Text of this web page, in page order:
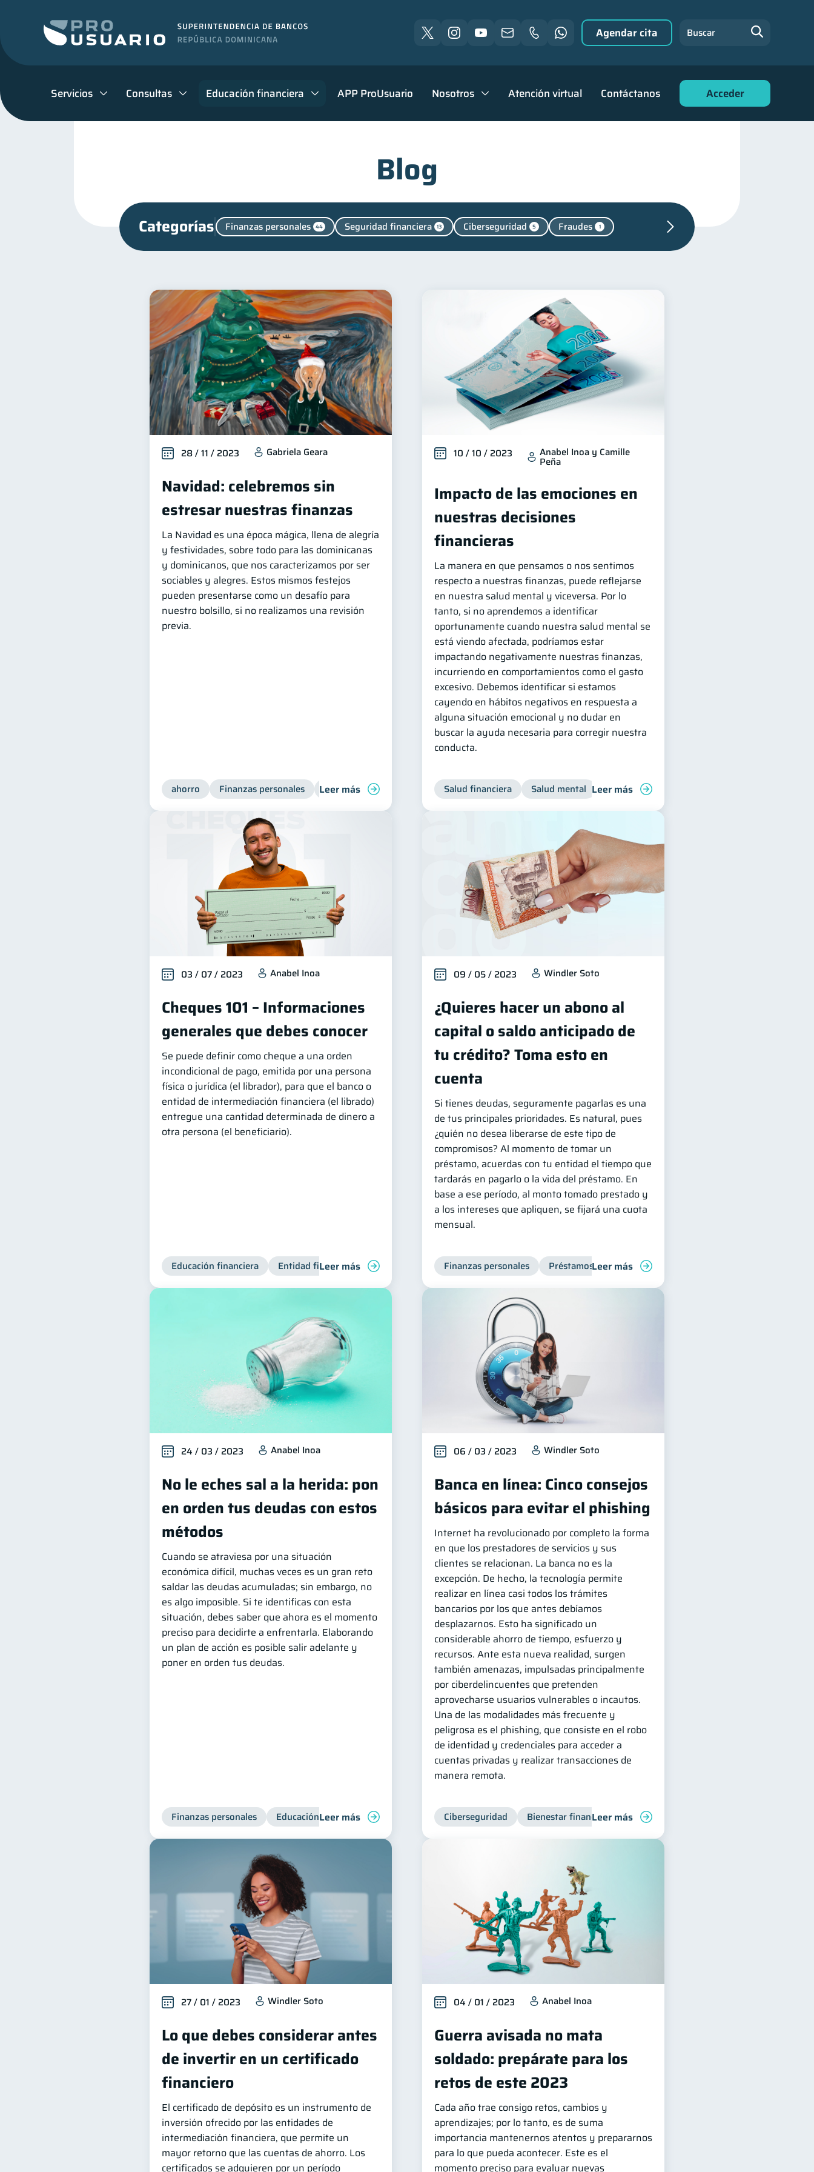
Servicios Consultas Educación financiera APP ProUsuario Nosotros Atención virtual Contáctanos Acceder
Agendar cita Buscar
Blog
Categorías Finanzas personales 44 Seguridad financiera 13 Ciberseguridad 5 Fraudes 1
Deudas Entidad financiera 8 Préstamos 8 Tarjeta de crédito
Historial crediticio 6 Servicios 4 Derechos & Deberes Superintendencia de Bancos Vacaciones
Criptomonedas 2 Cuenta Abandonada 2 Inversiones Cuenta Inactiva 1 Finanzas Personales
Finanzas en Pareja 1 Educación Financiera 1 Información financiera 1 inversiones 1 ahorro 1
Retiro 1 Doble sueldo 1 Gasto responsable 1 información financiera
28 / 11 / 2023 Gabriela Geara
Navidad: celebremos sin
estresar nuestras finanzas
La Navidad es una época mágica, llena de alegría
y festividades, sobre todo para las dominicanas
y dominicanos, que nos caracterizamos por ser
sociables y alegres. Estos mismos festejos
pueden presentarse como un desafío para
nuestro bolsillo, si no realizamos una revisión
previa.
ahorro Finanzas personales Educación financiera Salud financiera
Leer más
10 / 10 / 2023 Anabel Inoa y Camille
Peña
Impacto de las emociones en
nuestras decisiones
financieras
La manera en que pensamos o nos sentimos
respecto a nuestras finanzas, puede reflejarse
en nuestra salud mental y viceversa. Por lo
tanto, si no aprendemos a identificar
oportunamente cuando nuestra salud mental se
está viendo afectada, podríamos estar
impactando negativamente nuestras finanzas,
incurriendo en comportamientos como el gasto
excesivo. Debemos identificar si estamos
cayendo en hábitos negativos en respuesta a
alguna situación emocional y no dudar en
buscar la ayuda necesaria para corregir nuestra
conducta.
Salud financiera Salud mental Inclusión financiera
Leer más
03 / 07 / 2023 Anabel Inoa
Cheques 101 – Informaciones
generales que debes conocer
Se puede definir como cheque a una orden
incondicional de pago, emitida por una persona
física o jurídica (el librador), para que el banco o
entidad de intermediación financiera (el librado)
entregue una cantidad determinada de dinero a
otra persona (el beneficiario).
Educación financiera Entidad financiera Finanzas personales Bienestar financiero
Leer más
09 / 05 / 2023 Windler Soto
¿Quieres hacer un abono al
capital o saldo anticipado de
tu crédito? Toma esto en
cuenta
Si tienes deudas, seguramente pagarlas es una
de tus principales prioridades. Es natural, pues
¿quién no desea liberarse de este tipo de
compromisos? Al momento de tomar un
préstamo, acuerdas con tu entidad el tiempo que
tardarás en pagarlo o la vida del préstamo. En
base a ese período, al monto tomado prestado y
a los intereses que apliquen, se fijará una cuota
mensual.
Finanzas personales Préstamos Productos financieros
Leer más
24 / 03 / 2023 Anabel Inoa
No le eches sal a la herida: pon
en orden tus deudas con estos
métodos
Cuando se atraviesa por una situación
económica difícil, muchas veces es un gran reto
saldar las deudas acumuladas; sin embargo, no
es algo imposible. Si te identificas con esta
situación, debes saber que ahora es el momento
preciso para decidirte a enfrentarla. Elaborando
un plan de acción es posible salir adelante y
poner en orden tus deudas.
Finanzas personales Educación financiera
Leer más
06 / 03 / 2023 Windler Soto
Banca en línea: Cinco consejos
básicos para evitar el phishing
Internet ha revolucionado por completo la forma
en que los prestadores de servicios y sus
clientes se relacionan. La banca no es la
excepción. De hecho, la tecnología permite
realizar en línea casi todos los trámites
bancarios por los que antes debíamos
desplazarnos. Esto ha significado un
considerable ahorro de tiempo, esfuerzo y
recursos. Ante esta nueva realidad, surgen
también amenazas, impulsadas principalmente
por ciberdelincuentes que pretenden
aprovecharse usuarios vulnerables o incautos.
Una de las modalidades más frecuente y
peligrosa es el phishing, que consiste en el robo
de identidad y credenciales para acceder a
cuentas privadas y realizar transacciones de
manera remota.
Ciberseguridad Bienestar financieroLeer más
27 / 01 / 2023 Windler Soto
Lo que debes considerar antes
de invertir en un certificado
financiero
El certificado de depósito es un instrumento de
inversión ofrecido por las entidades de
intermediación financiera, que permite un
mayor retorno que las cuentas de ahorro. Los
certificados se adquieren por un período
04 / 01 / 2023 Anabel Inoa
Guerra avisada no mata
soldado: prepárate para los
retos de este 2023
Cada año trae consigo retos, cambios y
aprendizajes; por lo tanto, es de suma
importancia mantenernos atentos y prepararnos
para lo que pueda acontecer. Este es el
momento preciso para evaluar nuevas